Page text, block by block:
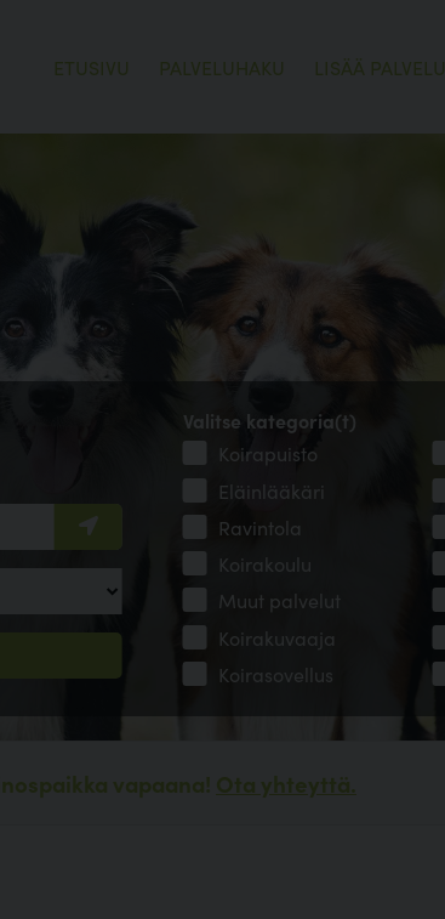
ETUSIVU PALVELUHAKU LISÄÄ PALVELU
Valitse kategoria(t)
Koirapuisto
Eläinlääkäri
Ravintola
Koirakoulu
Muut palvelut
Koirakuvaaja
Koirasovellus
vapaana! Ota yhteyttä.